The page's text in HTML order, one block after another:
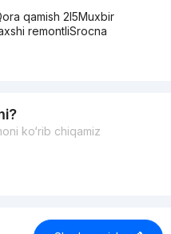
qamish 2l5Muxbir
remontliSrocna
ko‘rib chiqamiz